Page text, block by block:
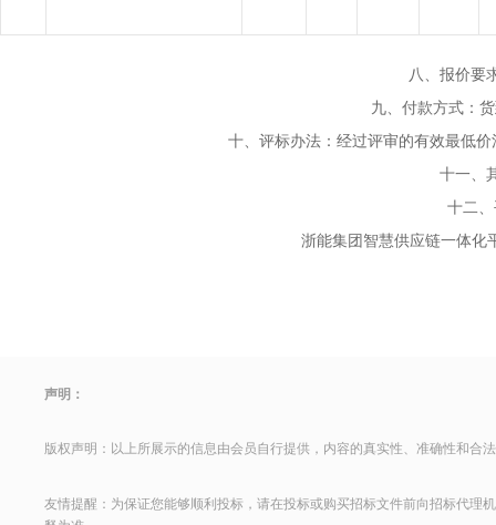
八、报价要
九、付款方式：
十、评标办法：经过评审的有效最低
十一、
十二
浙能集团智慧供应链一体化
声明：
版权声明：以上所展示的信息由会员自行提供，内容的真实性、准确性和合
友情提醒：为保证您能够顺利投标，请在投标或购买招标文件前向招标代理